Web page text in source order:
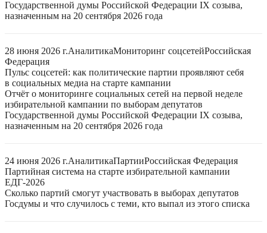
Государственной думы Российской Федерации IX созыва,
назначенным на 20 сентября 2026 года
28 июня 2026 г.АналитикаМониторинг соцсетейРоссийская
Федерация
Пульс соцсетей: как политические партии проявляют себя
в социальных медиа на старте кампании
Отчёт о мониторинге социальных сетей на первой неделе
избирательной кампании по выборам депутатов
Государственной думы Российской Федерации IX созыва,
назначенным на 20 сентября 2026 года
24 июня 2026 г.АналитикаПартииРоссийская Федерация
Партийная система на старте избирательной кампании
ЕДГ-2026
Сколько партий смогут участвовать в выборах депутатов
Госдумы и что случилось с теми, кто выпал из этого списка